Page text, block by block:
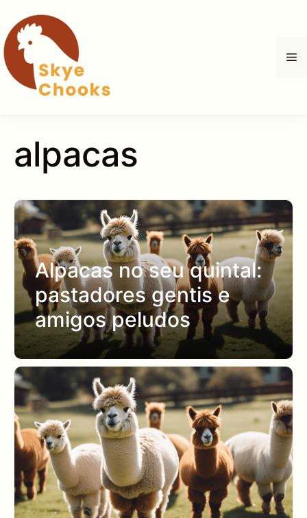
para
o
conteúdo
alpacas
Alpacas no seu quintal:
pastadores gentis e
amigos peludos